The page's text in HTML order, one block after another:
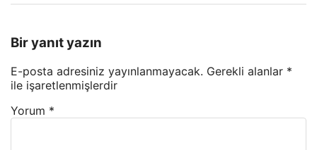
Bir yanıt yazın
E-posta adresiniz yayınlanmayacak. Gerekli alanlar *
ile işaretlenmişlerdir
Yorum *